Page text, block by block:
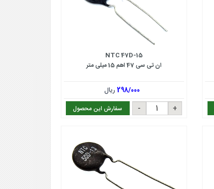
NTC 47D-15
ان تی سی 47 اهم 15 میلی متر
298/000ریال
سفارش این محصول